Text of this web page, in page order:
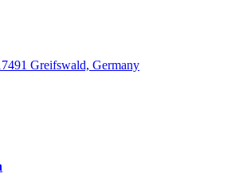
Greifswald, Germany